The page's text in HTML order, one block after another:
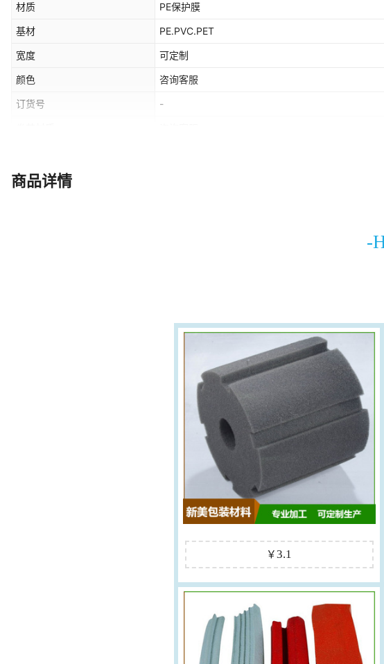
材质 PE保护膜
基材 PE.PVC.PET
宽度 可定制
颜色 咨询客服
订货号 -
密度
商品详情